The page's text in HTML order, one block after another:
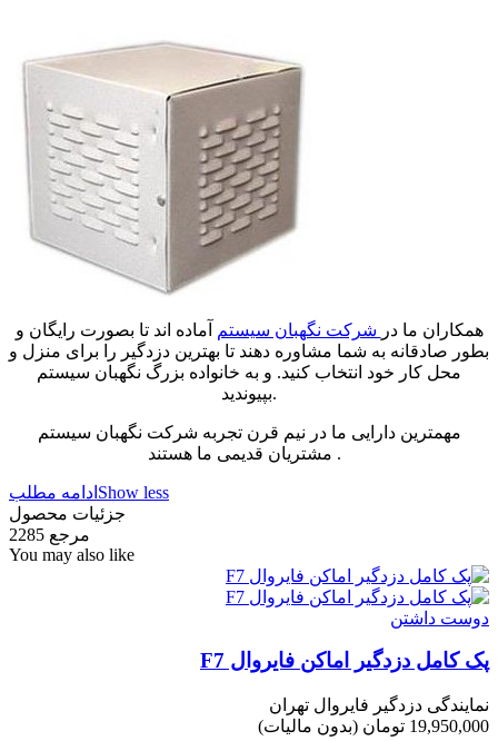
همکاران ما در شرکت نگهبان سیستم
آماده اند تا بصورت رایگان و
بطور صادقانه به شما مشاوره دهند تا بهترین دزدگیر را برای منزل و
محل کار خود انتخاب کنید. و به خانواده بزرگ نگهبان سیستم
بپیوندید.
مهمترین دارایی ما در نیم قرن تجربه شرکت نگهبان سیستم
مشتریان قدیمی ما هستند .
ادامه مطلب Show less
جزئیات محصول
مرجع 2285
You may also like
دوست داشتن
پک کامل دزدگیر اماکن فایروال F7
نمایندگی دزدگیر فایروال تهران
19,950,000 تومان
(بدون مالیات)